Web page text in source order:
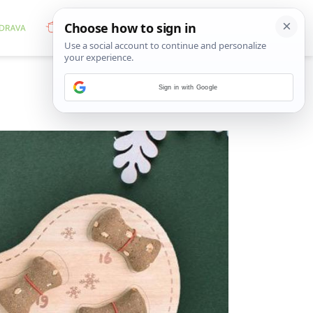
Sign in with Google